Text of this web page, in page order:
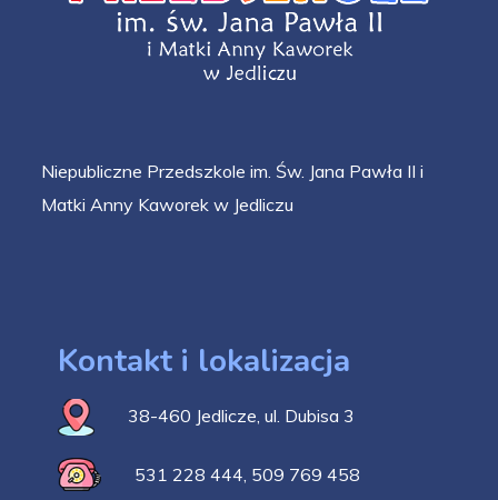
Niepubliczne Przedszkole im. Św. Jana Pawła II i
Matki Anny Kaworek w Jedliczu
Kontakt i lokalizacja
38-460 Jedlicze, ul. Dubisa 3
531 228 444 509 769 458